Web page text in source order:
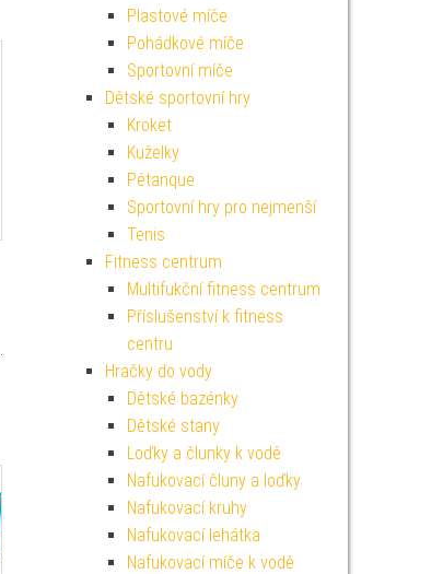
Plastové míče
Pohádkové míče
Sportovní míče
Dětské sportovní hry
Kroket
Kuželky
Pétanque
Sportovní hry pro nejmenší
Tenis
Fitness centrum
Multifukční fitness centrum
Příslušenství k fitness
centru
Hračky do vody
Dětské bazénky
Dětské stany
Loďky a člunky k vodě
Nafukovací čluny a loďky
Nafukovací kruhy
Nafukovací lehátka
Nafukovací míče k vodě